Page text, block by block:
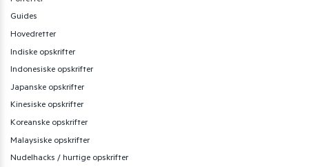
Guides
Hovedretter
Indiske opskrifter
Indonesiske opskrifter
Japanske opskrifter
Kinesiske opskrifter
Koreanske opskrifter
Malaysiske opskrifter
Nudelhacks / hurtige opskrifter